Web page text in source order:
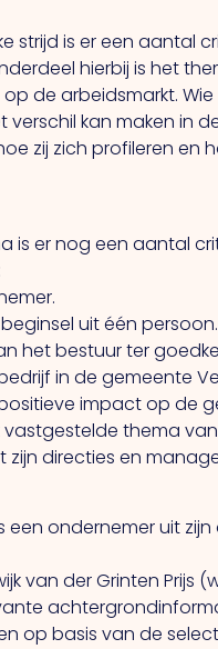
strijd is er een
hierbij is het
de arbeidsmarkt.
kan maken in
zij zich profileren
is er nog een aantal
uit één
het bestuur ter
in de gemeente
impact op de
thema
directies en
een ondernemer uit
van der Grinten Prijs
op basis van de